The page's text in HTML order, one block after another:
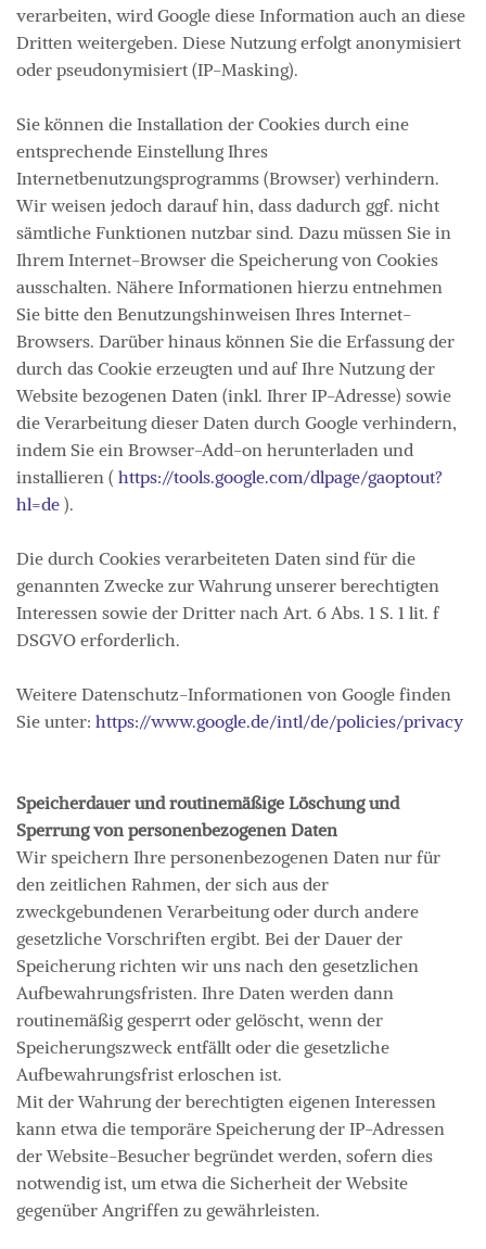
verarbeiten, wird Google diese Information auch an diese
Dritten weitergeben. Diese Nutzung erfolgt anonymisiert
oder pseudonymisiert (IP-Masking).
Sie können die Installation der Cookies durch eine
entsprechende Einstellung Ihres
Internetbenutzungsprogramms (Browser) verhindern.
Wir weisen jedoch darauf hin, dass dadurch ggf. nicht
sämtliche Funktionen nutzbar sind. Dazu müssen Sie in
Ihrem Internet-Browser die Speicherung von Cookies
ausschalten. Nähere Informationen hierzu entnehmen
Sie bitte den Benutzungshinweisen Ihres Internet-
Browsers. Darüber hinaus können Sie die Erfassung der
durch das Cookie erzeugten und auf Ihre Nutzung der
Website bezogenen Daten (inkl. Ihrer IP-Adresse) sowie
die Verarbeitung dieser Daten durch Google verhindern,
indem Sie ein Browser-Add-on herunterladen und
installieren ( https://tools.google.com/dlpage/gaoptout?
hl=de ).
Die durch Cookies verarbeiteten Daten sind für die
genannten Zwecke zur Wahrung unserer berechtigten
Interessen sowie der Dritter nach Art. 6 Abs. 1 S. 1 lit. f
DSGVO erforderlich.
Weitere Datenschutz-Informationen von Google finden
Sie unter: https://www.google.de/intl/de/policies/privacy
Speicherdauer und routinemäßige Löschung und
Sperrung von personenbezogenen Daten
Wir speichern Ihre personenbezogenen Daten nur für
den zeitlichen Rahmen, der sich aus der
zweckgebundenen Verarbeitung oder durch andere
gesetzliche Vorschriften ergibt. Bei der Dauer der
Speicherung richten wir uns nach den gesetzlichen
Aufbewahrungsfristen. Ihre Daten werden dann
routinemäßig gesperrt oder gelöscht, wenn der
Speicherungszweck entfällt oder die gesetzliche
Aufbewahrungsfrist erloschen ist.
Mit der Wahrung der berechtigten eigenen Interessen
kann etwa die temporäre Speicherung der IP-Adressen
der Website-Besucher begründet werden, sofern dies
notwendig ist, um etwa die Sicherheit der Website
gegenüber Angriffen zu gewährleisten.